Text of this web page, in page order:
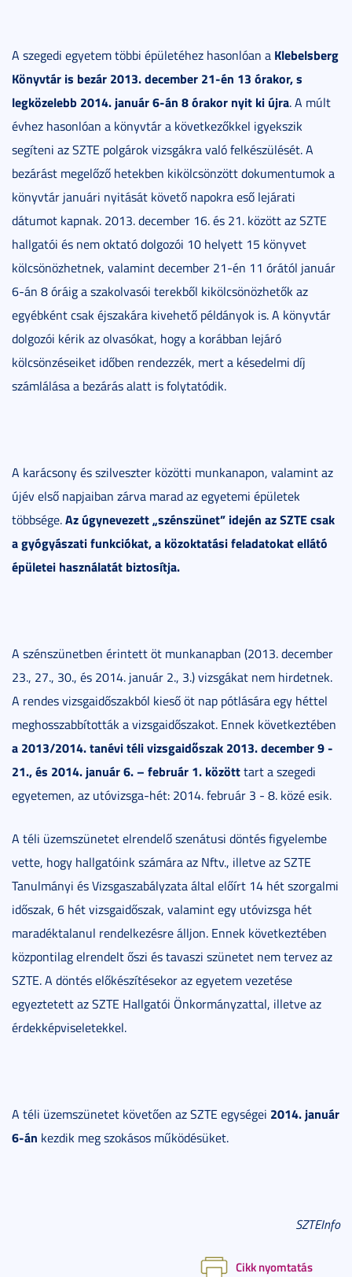
A szegedi egyetem többi épületéhez hasonlóan a Klebelsberg
Könyvtár is bezár 2013. december 21-én 13 órakor, s
legközelebb 2014. január 6-án 8 órakor nyit ki újra. A múlt
évhez hasonlóan a könyvtár a következőkkel igyekszik
segíteni az SZTE polgárok vizsgákra való felkészülését. A
bezárást megelőző hetekben kikölcsönzött dokumentumok a
könyvtár januári nyitását követő napokra eső lejárati
dátumot kapnak. 2013. december 16. és 21. között az SZTE
hallgatói és nem oktató dolgozói 10 helyett 15 könyvet
kölcsönözhetnek, valamint december 21-én 11 órától január
6-án 8 óráig a szakolvasói terekből kikölcsönözhetők az
egyébként csak éjszakára kivehető példányok is. A könyvtár
dolgozói kérik az olvasókat, hogy a korábban lejáró
kölcsönzéseiket időben rendezzék, mert a késedelmi díj
számlálása a bezárás alatt is folytatódik.
A karácsony és szilveszter közötti munkanapon, valamint az
újév első napjaiban zárva marad az egyetemi épületek
többsége.Az úgynevezett „szénszünet” idején az SZTE csak
a gyógyászati funkciókat, a közoktatási feladatokat ellátó
épületei használatát biztosítja.
A szénszünetben érintett öt munkanapban (2013. december
23., 27., 30., és 2014. január 2., 3.) vizsgákat nem hirdetnek.
A rendes vizsgaidőszakból kieső öt nap pótlására egy héttel
meghosszabbították a vizsgaidőszakot. Ennek következtében
a 2013/2014. tanévi télivizsgaidőszak 2013. december 9 -
21., és 2014. január 6. – február 1. közötttart a szegedi
egyetemen, az utóvizsga-hét: 2014. február 3 - 8. közé esik.
A téli üzemszünetet elrendelő szenátusi döntés figyelembe
vette, hogy hallgatóink számára az Nftv., illetve az SZTE
Tanulmányi és Vizsgaszabályzata által előírt 14 hét szorgalmi
időszak, 6 hét vizsgaidőszak, valamint egy utóvizsga hét
maradéktalanul rendelkezésre álljon. Ennek következtében
központilag elrendelt őszi és tavaszi szünetet nem tervez az
SZTE. A döntés előkészítésekor az egyetem vezetése
egyeztetett az SZTE Hallgatói Önkormányzattal, illetve az
érdekképviseletekkel.
A téli üzemszünetet követően az SZTE egységei 2014. január
6-án kezdik meg szokásos működésüket.
SZTEInfo
Cikk nyomtatás